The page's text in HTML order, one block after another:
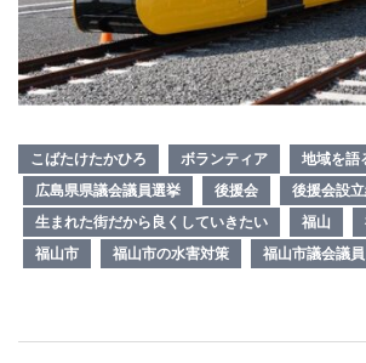
こばたけたかひろ ボランティア
地域を語
広島県県議会議員選挙
後援会 後援会設
生まれた街だから良くしていきたい
福山
福山市
福山市の水害対策 福山市議会議員